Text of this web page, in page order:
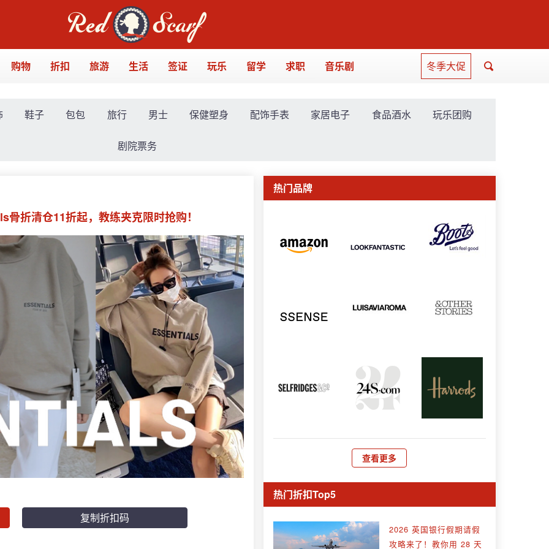
购物 折扣 旅游 生活 签证 玩乐 留学 求职 音乐剧 冬季大促
鞋子 包包 旅行 男士 保健塑身 配饰手表 家居电子 食品酒水 玩乐团购
剧院票务
折清仓11折起，教练夹克限时抢购！
复制折扣码
热门品牌
查看更多
热门折扣Top5
2026 英国银行假期请假
攻略来了！教你用 28 天